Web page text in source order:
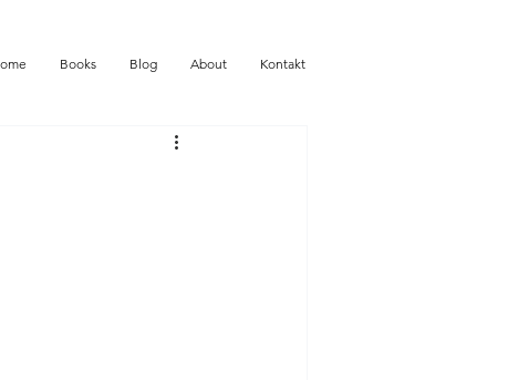
Books Blog About Kontakt